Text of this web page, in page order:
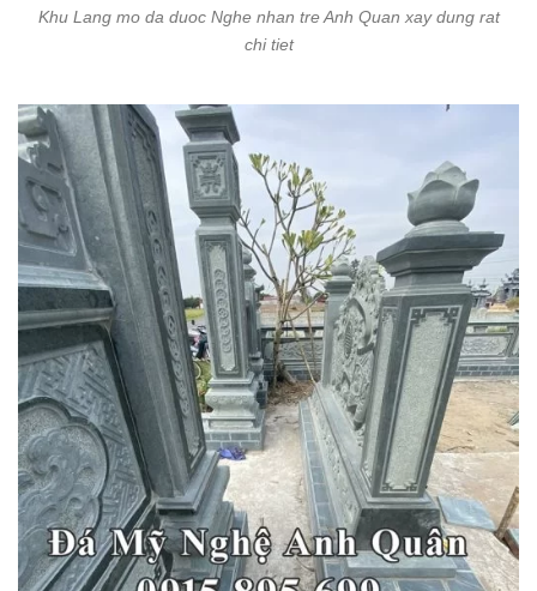
Khu Lang mo da duoc Nghe nhan tre Anh Quan xay dung rat
chi tiet